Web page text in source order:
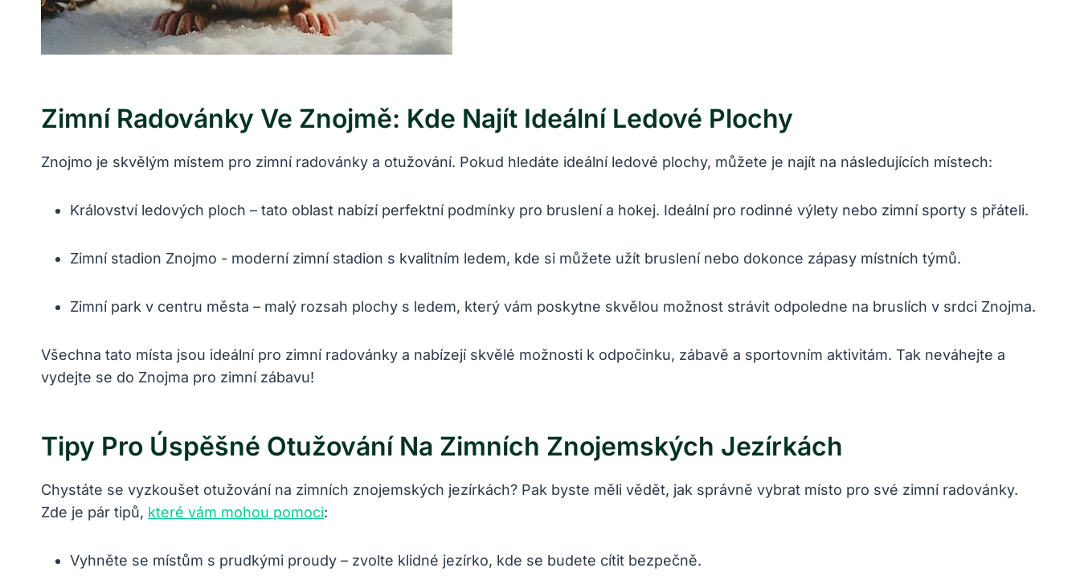
Zimní Radovánky Ve Znojmě: Kde Najít Ideální Ledové Plochy
Znojmo je skvělým místem pro ⁣zimní ​radovánky a otužování. Pokud hledáte ideální ledové plochy, můžete je najít na následujících místech:
Království ledových ploch – tato oblast nabízí perfektní ⁢podmínky pro⁣ bruslení a hokej. Ideální ‌pro rodinné výlety nebo zimní ⁢sporty s přáteli.
Zimní stadion Znojmo -⁣ moderní zimní stadion s⁣ kvalitním ledem, kde si můžete užít ‍bruslení nebo dokonce zápasy ‍místních týmů.
Zimní park v centru města – malý rozsah plochy s ledem,‌ který vám poskytne ​skvělou‌ možnost strávit odpoledne na bruslích v srdci Znojma.
Všechna ‌tato místa jsou ideální ⁣pro ⁣zimní ‍radovánky ‍a nabízejí skvělé možnosti ‌k odpočinku, zábavě ⁢a sportovním aktivitám. Tak neváhejte a
‌vydejte se do Znojma pro zimní zábavu!
Tipy Pro Úspěšné Otužování Na​ Zimních Znojemských ‍jezírkách
Chystáte​ se vyzkoušet‌ otužování na ⁤zimních znojemských ‍jezírkách? ⁤Pak byste ⁣měli‍ vědět,⁣ jak ⁢správně ⁤vybrat místo‌ pro své zimní radovánky.
Zde⁣ je ⁤pár tipů, ⁤ které vám ‌mohou pomoci:
Vyhněte se‌ místům s ⁤prudkými proudy – zvolte klidné jezírko, kde ‍se budete cítit bezpečně.